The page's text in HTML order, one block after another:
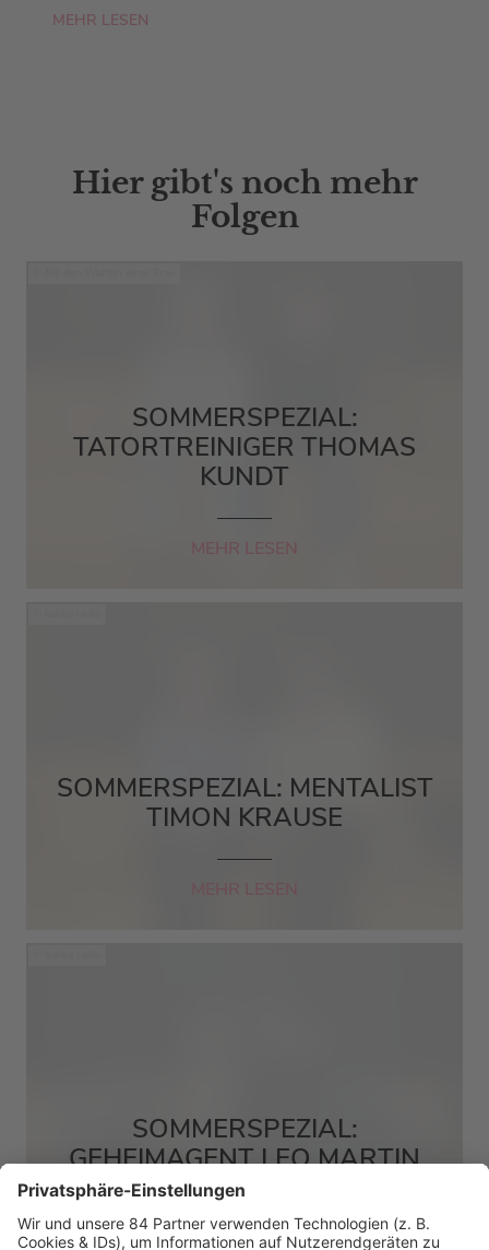
MEHR LESEN
Hier gibt's noch mehr
Folgen
SOMMERSPEZIAL:
TATORTREINIGER THOMAS
KUNDT
MEHR LESEN
SOMMERSPEZIAL: MENTALIST
TIMON KRAUSE
MEHR LESEN
SOMMERSPEZIAL:
GEHEIMAGENT LEO MARTIN
MEHR LESEN